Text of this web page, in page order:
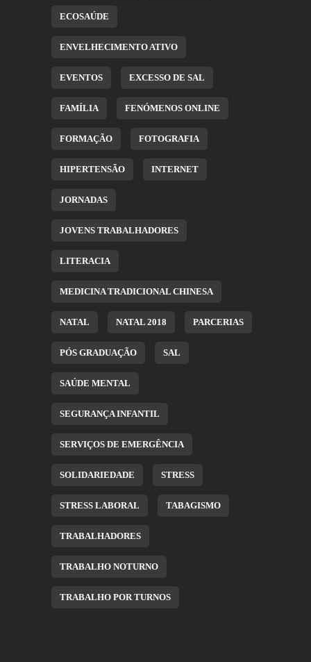
ECOSAÚDE
ENVELHECIMENTO ATIVO
EVENTOS EXCESSO DE SAL
FAMÍLIA FENÓMENOS ONLINE
FORMAÇÃO FOTOGRAFIA
HIPERTENSÃO INTERNET
JORNADAS
JOVENS TRABALHADORES
LITERACIA
MEDICINA TRADICIONAL CHINESA
NATAL NATAL 2018 PARCERIAS
PÓS GRADUAÇÃO SAL
SAÚDE MENTAL
SEGURANÇA INFANTIL
SERVIÇOS DE EMERGÊNCIA
SOLIDARIEDADE STRESS
STRESS LABORAL TABAGISMO
TRABALHADORES
TRABALHO NOTURNO
TRABALHO POR TURNOS